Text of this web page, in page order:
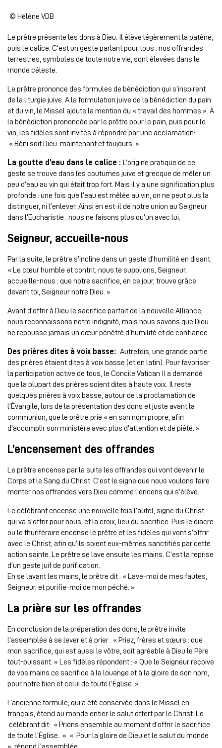
© Hélène VDB
Le prêtre présente les dons à Dieu. Il élève légèrement la patène,
puis le calice. C’est un geste parlant pour tous : nos offrandes
terrestres, symboles de toute notre vie, sont élevées dans le
monde céleste.
Le prêtre prononce des formules de bénédiction qui s’inspirent
de la liturgie juive. A la formulation juive de la bénédiction du pain
et du vin, le Missel ajoute la mention du « travail des hommes ». À
la bénédiction prononcée par le prêtre pour le pain, puis pour le
vin, les fidèles sont invités à répondre par une acclamation:
« Béni soit Dieu maintenant et toujours. »
La goutte d’eau dans le calice : L’origine pratique de ce
geste se trouve dans les coutumes juive et grecque de mêler un
peu d’eau au vin qui était trop fort. Mais il y a une signification plus
profonde : une fois que l’eau est mêlée au vin, on ne peut plus la
distinguer, ni l’enlever. Ainsi en est-il de notre union au Seigneur
dans l’Eucharistie : nous ne faisons plus qu’un avec lui.
Seigneur, accueille-nous
Par la suite, le prêtre s’incline dans un geste d’humilité en disant:
« Le cœur humble et contrit, nous te supplions, Seigneur,
accueille-nous : que notre sacrifice, en ce jour, trouve grâce
devant toi, Seigneur notre Dieu. »
Avant d’offrir à Dieu le sacrifice parfait de la nouvelle Alliance,
nous reconnaissons notre indignité, mais nous savons que Dieu
ne repousse jamais un cœur pénétré d’humilité et de confiance.
Des prières dites à voix basse: Autrefois, une grande partie
des prières étaient dites à voix basse (et en latin). Pour favoriser
la participation active de tous, le Concile Vatican II a demandé
que la plupart des prières soient dites à haute voix. Il reste
quelques prières à voix basse, autour de la proclamation de
l’Évangile, lors de la présentation des dons et juste avant la
communion, que le prêtre prie « en son nom propre, afin
d’accomplir son ministère avec plus d’attention et de piété. »
L’encensement des offrandes
Le prêtre encense par la suite les offrandes qui vont devenir le
Corps et le Sang du Christ. C’est le signe que nous voulons faire
monter nos offrandes vers Dieu comme l’encens qui s’élève.
Le célébrant encense une nouvelle fois l’autel, signe du Christ
qui va s’offrir pour nous, et la croix, lieu du sacrifice. Puis le diacre
ou le thuriféraire encense le prêtre et les fidèles qui vont s’offrir
avec le Christ, afin qu’ils soient eux-mêmes sanctifiés par cette
action sainte. Le prêtre se lave ensuite les mains. C’est la reprise
d’un geste juif de purification.
En se lavant les mains, le prêtre dit : « Lave-moi de mes fautes,
Seigneur, et purifie-moi de mon péché. »
La prière sur les offrandes
En conclusion de la préparation des dons, le prêtre invite
l’assemblée à se lever et à prier : « Priez, frères et sœurs : que
mon sacrifice, qui est aussi le vôtre, soit agréable à Dieu le Père
tout-puissant. » Les fidèles répondent : « Que le Seigneur reçoive
de vos mains ce sacrifice à la louange et à la gloire de son nom,
pour notre bien et celui de toute l’Église. »
L’ancienne formule, qui a été conservée dans le Missel en
français, étend au monde entier le salut offert par le Christ. Le
célébrant dit: « Prions ensemble au moment d’offrir le sacrifice
de toute l’Église.. » « Pour la gloire de Dieu et le salut du monde
», répond l’assemblée.